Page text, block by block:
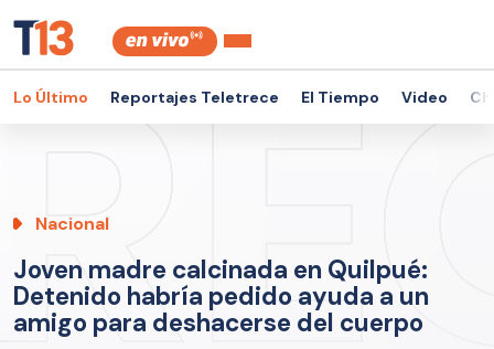
Lo Último Reportajes Teletrece El Tiempo Video
Nacional
Joven madre calcinada en Quilpué:
Detenido habría pedido ayuda a un
amigo para deshacerse del cuerpo